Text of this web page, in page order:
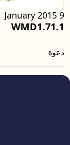
WMD1.71.1
9 January 2015
دعوة